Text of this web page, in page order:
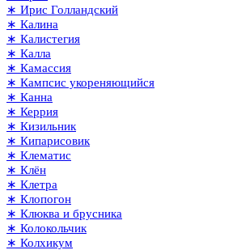
∗ Ирис Голландский
∗ Калина
∗ Калистегия
∗ Калла
∗ Камассия
∗ Кампсис укореняющийся
∗ Канна
∗ Керрия
∗ Кизильник
∗ Кипарисовик
∗ Клематис
∗ Клён
∗ Клетра
∗ Клопогон
∗ Клюква и брусника
∗ Колокольчик
∗ Колхикум